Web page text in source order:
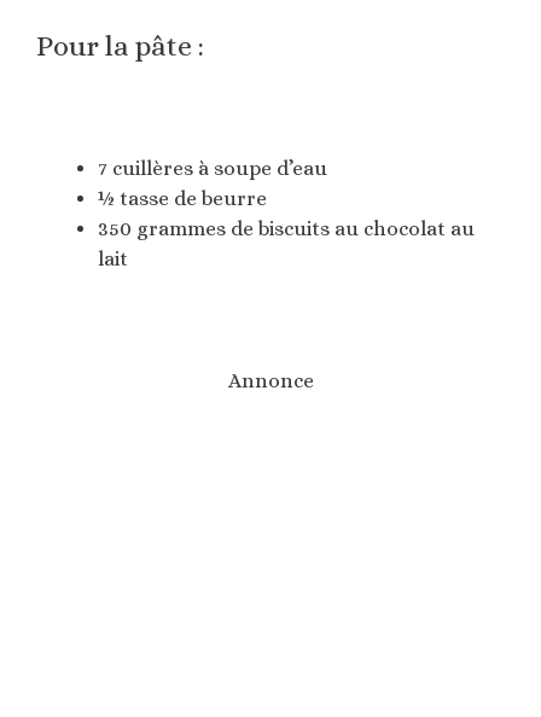
Pour la pâte :
7 cuillères à soupe d’eau
½ tasse de beurre
350 grammes de biscuits au chocolat au
lait
Annonce